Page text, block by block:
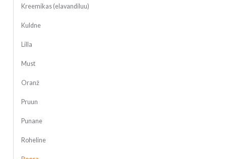
Kreemikas (elavandiluu)
Kuldne
Lilla
Must
Oranž
Pruun
Punane
Roheline